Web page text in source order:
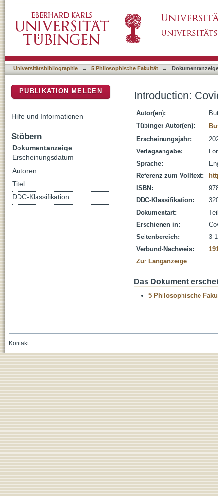
Universitätsbibliographie → 5 Philosophische Fakultät → Dokumentanzeige
Introduction:
Autor(en):
Tübinger Autor(en):
Erscheinungsjahr:
Verlagsangabe:
Sprache:
Referenz zum Volltext:
ISBN:
DDC-Klassifikation:
Dokumentart:
Erschienen in:
Seitenbereich:
3-
Verbund-Nachweis:
Zur Langanzeige
Das Dokument
5 Philosophische
PUBLIKATION MELDEN
Hilfe und Informationen
Stöbern
Dokumentanzeige
Erscheinungsdatum
Autoren
Titel
DDC-Klassifikation
Kontakt